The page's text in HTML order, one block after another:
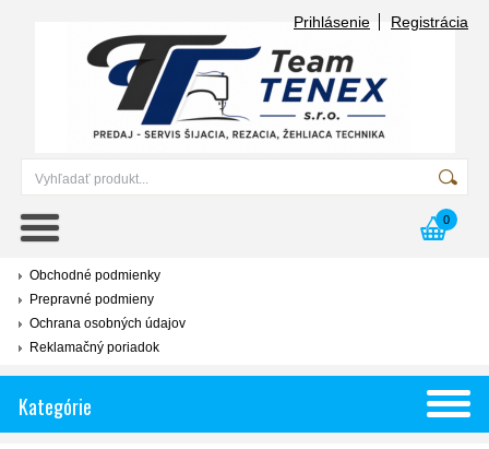
Prihlásenie Registrácia
0
Obchodné podmienky
Prepravné podmieny
Ochrana osobných údajov
Reklamačný poriadok
Kategórie